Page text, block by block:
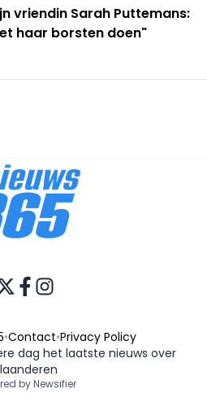
vriendin Sarah Puttemans:
haar borsten doen"
•Contact•Privacy Policy
dag het laatste nieuws over
by Newsifier